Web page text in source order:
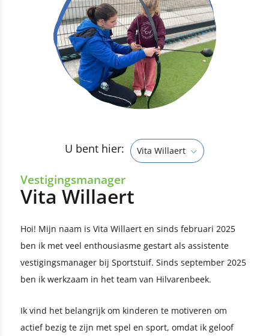
U bent hier: Vita Willaert
Vestigingsmanager
Vita Willaert
Hoi! Mijn naam is Vita Willaert en sinds februari 2025
ben ik met veel enthousiasme gestart als assistente
vestigingsmanager bij Sportstuif. Sinds september 2025
ben ik werkzaam in het team van Hilvarenbeek.
Ik vind het belangrijk om kinderen te motiveren om
actief bezig te zijn met spel en sport, omdat ik geloof